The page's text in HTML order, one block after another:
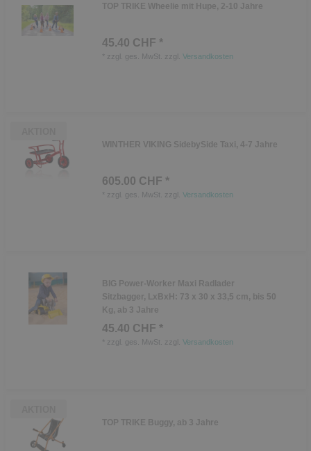
TOP TRIKE Wheelie mit Hupe, 2-10 Jahre
45.40 CHF *
zzgl. ges. MwSt. zzgl. Versandkosten
WINTHER VIKING SidebySide Taxi, 4-7 Jahre
605.00 CHF *
zzgl. ges. MwSt. zzgl. Versandkosten
BIG Power-Worker Maxi Radlader
Sitzbagger, LxBxH: 73 x 30 x 33,5 cm, bis 50
Kg, ab 3 Jahre
45.40 CHF *
zzgl. ges. MwSt. zzgl. Versandkosten
TOP TRIKE Buggy, ab 3 Jahre